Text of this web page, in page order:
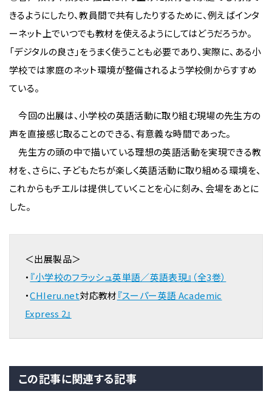
きるようにしたり、教員間で共有したりするために、例えばインタ
ーネット上でいつでも教材を使えるようにしてはどうだろうか。
「デジタルの良さ」をうまく使うことも必要であり、実際に、ある小
学校では家庭のネット環境が整備されるよう学校側からすすめ
ている。
今回の出展は、小学校の英語活動に取り組む現場の先生方の
声を直接感じ取ることのできる、有意義な時間であった。
先生方の頭の中で描いている理想の英語活動を実現できる教
材を、さらに、子どもたちが楽しく英語活動に取り組める環境を、
これからもチエルは提供していくことを心に刻み、会場をあとに
した。
＜出展製品＞
・ 『小学校のフラッシュ英単語／英語表現』（全3巻）
・CHIeru.net対応教材『スーパー英語 Academic
Express 2』
この記事に関連する記事